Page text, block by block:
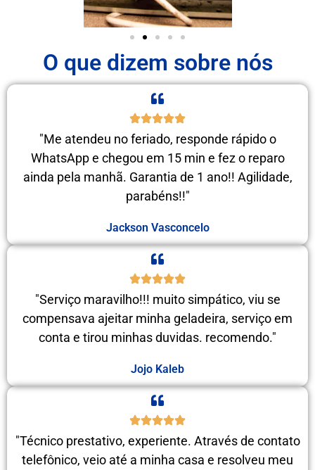
O que dizem sobre nós
"Me atendeu no feriado, responde rápido o
WhatsApp e chegou em 15 min e fez o reparo
ainda pela manhã. Garantia de 1 ano!! Agilidade,
parabéns!!"
Jackson Vasconcelo
"Serviço maravilho!!! muito simpático, viu se
compensava ajeitar minha geladeira, serviço em
conta e tirou minhas duvidas. recomendo."
Jojo Kaleb
"Técnico prestativo, experiente. Através de contato
telefônico, veio até a minha casa e resolveu meu